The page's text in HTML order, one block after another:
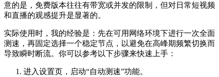
意的是，免费版本往往有带宽或并发的限制，但对日常短视频
和直播的观感提升是显著的。
实际使用时，我的经验是：先在可用网络环境下进行一次全面
测速，再固定选择一个稳定节点，以避免在高峰期频繁切换而
导致瞬时断流。你可以参考以下步骤来快速上手：
进入设置页，启动“自动测速”功能。